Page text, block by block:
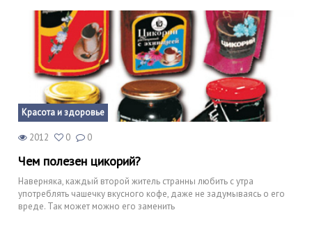
Красота и здоровье
2012 0 0
Чем полезен цикорий?
Наверняка, каждый второй житель странны любить с утра
употреблять чашечку вкусного кофе, даже не задумываясь о его
вреде. Так может можно его заменить